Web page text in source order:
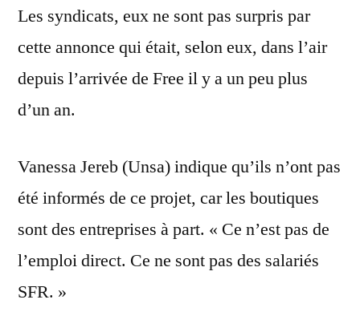
Les syndicats, eux ne sont pas surpris par
cette annonce qui était, selon eux, dans l’air
depuis l’arrivée de Free il y a un peu plus
d’un an.
Vanessa Jereb (Unsa) indique qu’ils n’ont pas
été informés de ce projet, car les boutiques
sont des entreprises à part. « Ce n’est pas de
l’emploi direct. Ce ne sont pas des salariés
SFR. »